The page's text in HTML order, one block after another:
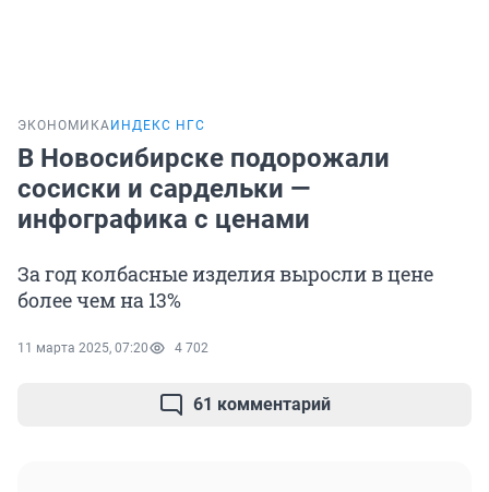
ЭКОНОМИКА ИНДЕКС НГС
В Новосибирске подорожали
сосиски и сардельки —
инфографика с ценами
За год колбасные изделия выросли в цене
более чем на 13%
11 марта 2025, 07:20 4 702
61 комментарий